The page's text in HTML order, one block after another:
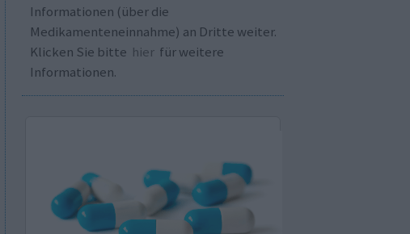
Informationen (über die
Medikamenteneinnahme) an Dritte weiter.
Klicken Sie bitte hier für weitere
Informationen.